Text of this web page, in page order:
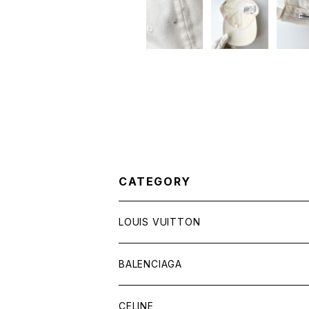
CATEGORY
LOUIS VUITTON
バッグ
財布&小物
BALENCIAGA
バッグ
CELINE